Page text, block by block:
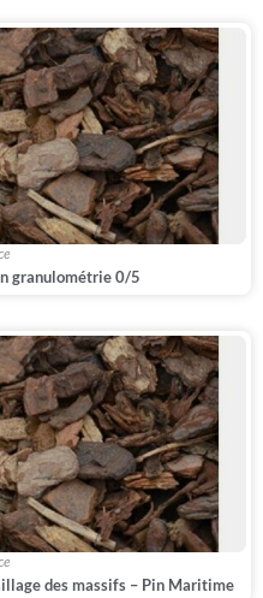
,
granulométrie 0/5
,
des massifs – Pin Maritime